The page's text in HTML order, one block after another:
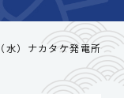
水）ナカタケ発電所